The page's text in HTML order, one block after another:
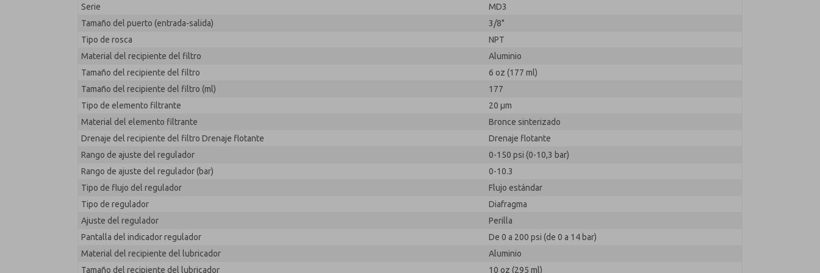
Serie
MD3
Tamaño del puerto (entrada-salida)
3/8"
Tipo de rosca
NPT
Material del recipiente del filtro
Aluminio
Tamaño del recipiente del filtro
6 oz (177 ml)
Tamaño del recipiente del filtro (ml)
177
Tipo de elemento filtrante
20 µm
Material del elemento filtrante
Bronce sinterizado
Drenaje del recipiente del filtro Drenaje flotante
Drenaje flotante
Rango de ajuste del regulador
0-150 psi (0-10,3 bar)
Rango de ajuste del regulador (bar)
0-10.3
Tipo de flujo del regulador
Flujo estándar
Tipo de regulador
Diafragma
Ajuste del regulador
Perilla
Pantalla del indicador regulador
De 0 a 200 psi (de 0 a 14 bar)
Material del recipiente del lubricador
Aluminio
Tamaño del recipiente del lubricador
10 oz (295 ml)
MD353EBF9C32Q